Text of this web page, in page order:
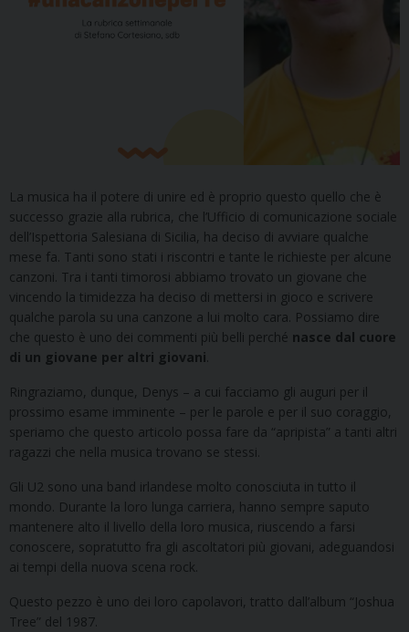
La musica ha il potere di unire ed è proprio questo quello che è
successo grazie alla rubrica, che l’Ufficio di comunicazione sociale
dell’Ispettoria Salesiana di Sicilia, ha deciso di avviare qualche
mese fa. Tanti sono stati i riscontri e tante le richieste per alcune
canzoni. Tra i tanti timorosi abbiamo trovato un giovane che
vincendo la timidezza ha deciso di mettersi in gioco e scrivere
qualche parola su una canzone a lui molto cara. Possiamo dire
che questo è uno dei commenti più belli perché nasce dal cuore
di un giovane per altri giovani
Ringraziamo, dunque, Denys – a cui facciamo gli auguri per il
prossimo esame imminente – per le parole e per il suo coraggio,
speriamo che questo articolo possa fare da “apripista” a tanti altri
ragazzi che nella musica trovano se stessi.
Gli U2 sono una band irlandese molto conosciuta in tutto il
mondo. Durante la loro lunga carriera, hanno sempre saputo
mantenere alto il livello della loro musica, riuscendo a farsi
conoscere, sopratutto fra gli ascoltatori più giovani, adeguandosi
ai tempi della nuova scena rock.
Questo pezzo è uno dei loro capolavori, tratto dall’album “Joshua
Tree” del 1987.